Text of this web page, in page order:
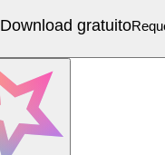
Download gratuito